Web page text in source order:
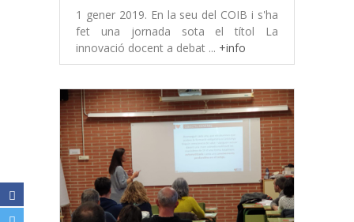
1 gener 2019. En la seu del COIB i s'ha
fet una jornada sota el títol La
innovació docent a debat ... +info